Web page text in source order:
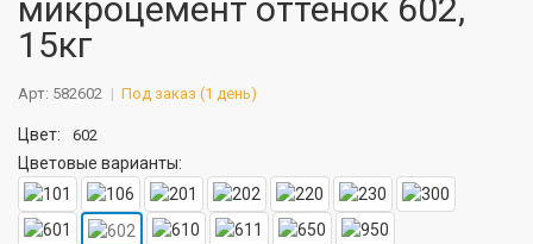
микроцемент оттенок 602,
15кг
Арт: 582602 Под заказ (1 день)
Цвет: 602
Цветовые варианты: